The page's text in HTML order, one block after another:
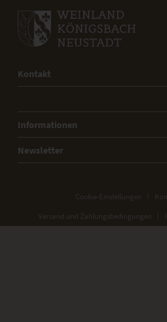
Kontakt
Informationen
Newsletter
Cookie-Einstellungen
Versand und Zahlungsbedingungen